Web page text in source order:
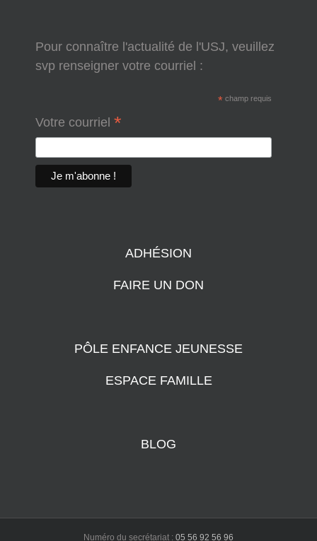
Pour connaître l'actualité de l'USJ, veuillez
svp renseigner votre courriel :
* champ requis
Votre courriel *
ADHÉSION
FAIRE UN DON
PÔLE ENFANCE JEUNESSE
ESPACE FAMILLE
BLOG
Numéro du secrétariat : 05 56 92 56 96